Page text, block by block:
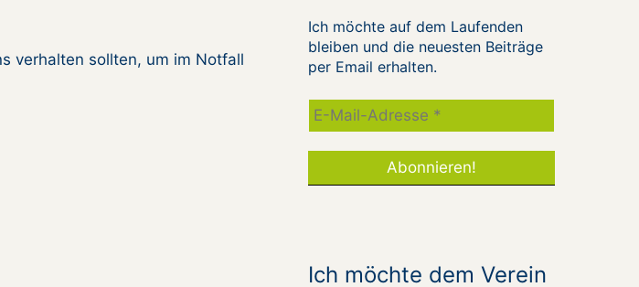
verhalten sollten, um im Notfall
Ich möchte auf dem Laufenden
bleiben und die neuesten Beiträge
per Email erhalten.
Ich möchte dem Verein